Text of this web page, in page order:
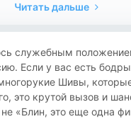
Читать дальше
служебным
Если у вас есть
Шивы,
это крутой вызов и
«Блин, это еще одна